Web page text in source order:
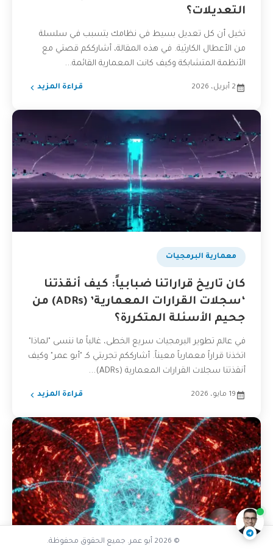
التعديلات؟
تخيل أن كل تعديل بسيط في نظامك يتسبب في سلسلة
من الأعطال الكارثية. في هذه المقالة، أشارككم قصتي مع
الأنظمة المتشابكة وكيف كانت المعمارية القائمة...
2 أبريل، 2026 قراءة المزيد
​معمارية البرمجيات
كان تاريخ قراراتنا ضبابياً: كيف أنقذتنا
‘سجلات القرارات المعمارية’ (ADRs) من
جحيم الأسئلة المتكررة؟
في عالم تطوير البرمجيات سريع الخطى، غالباً ما ننسى "لماذا"
اتخذنا قراراً معمارياً معيناً. أشارككم تجربتي كـ "أبو عمر" وكيف
أنقذتنا سجلات القرارات المعمارية (ADRs)...
19 مايو، 2026 قراءة المزيد
متى يكون Microservices خياراً أفضل
ناقشنا على تليجرام@AbuOmarTech_bot
© 2026 أبو عمر. جميع الحقوق محفوظة.